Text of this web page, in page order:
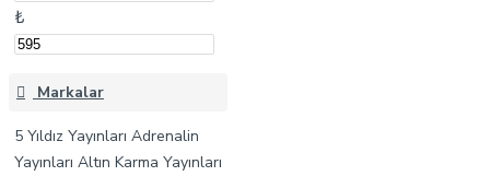
₺
Markalar
5 Yıldız Yayınları Adrenalin
Yayınları Altın Karma Yayınları